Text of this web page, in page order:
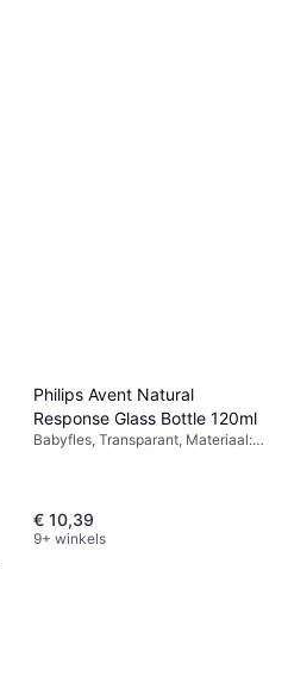
Philips Avent Natural
Response Glass Bottle 120ml
Babyfles, Transparant, Materiaal:
€ 10,39
9+ winkels